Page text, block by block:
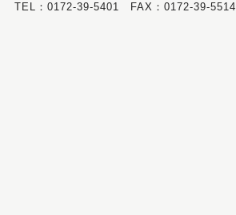
TEL：0172-39-5401 FAX：0172-39-5514